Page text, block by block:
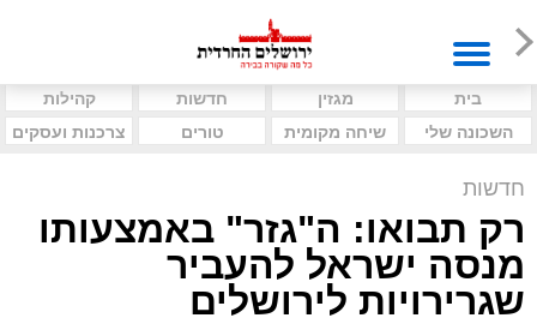
בית מגזין חדשות
קהילות
השכונה שלי
שיחה מקומית טורים צרכנות ועסקים
חדשות
רק תבואו: ה"גזר" באמצעותו
מנסה ישראל להעביר
שגרירויות לירושלים